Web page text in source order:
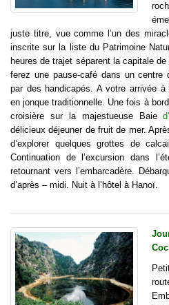
juste titre, vue comme l’un des
inscrite sur la liste du Patrimoine
heures de trajet séparent la capitale de
ferez une pause-café dans un centre
par des handicapés. A votre arrivée à
en jonque traditionnelle. Une fois à
croisière sur la majestueuse Baie
délicieux déjeuner de fruit de mer.
d’explorer quelques grottes de
Continuation de l’excursion dans
retournant vers l’embarcadère.
d’après – midi. Nuit à l’hôtel à Hanoï.